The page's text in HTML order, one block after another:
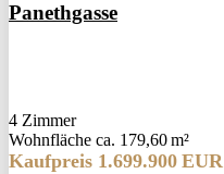
Panethgasse
4 Zimmer
Wohnfläche ca. 179,60 m²
Kaufpreis 1.699.900 EUR